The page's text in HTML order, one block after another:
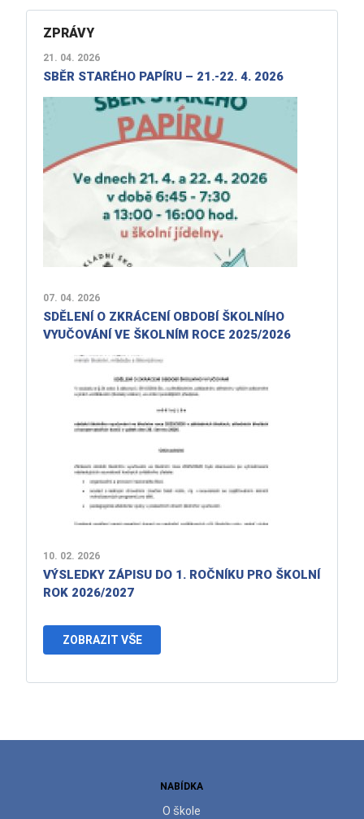
ZPRÁVY
21. 04. 2026
SBĚR STARÉHO PAPÍRU – 21.-22. 4. 2026
07. 04. 2026
SDĚLENÍ O ZKRÁCENÍ OBDOBÍ ŠKOLNÍHO
VYUČOVÁNÍ VE ŠKOLNÍM ROCE 2025/2026
10. 02. 2026
VÝSLEDKY ZÁPISU DO 1. ROČNÍKU PRO ŠKOLNÍ
ROK 2026/2027
ZOBRAZIT VŠE
NABÍDKA
O škole